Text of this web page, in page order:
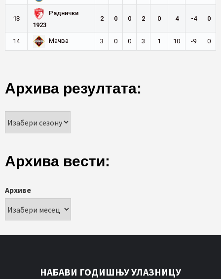
13
Раднички
1923
2 0 0 2 0 4 -4 0
14 Мачва 3 0 0 3 1 10 -9 0
Архива резултата:
Архива вести:
Архиве
НАБАВИ ГОДИШЊУ УЛАЗНИЦУ